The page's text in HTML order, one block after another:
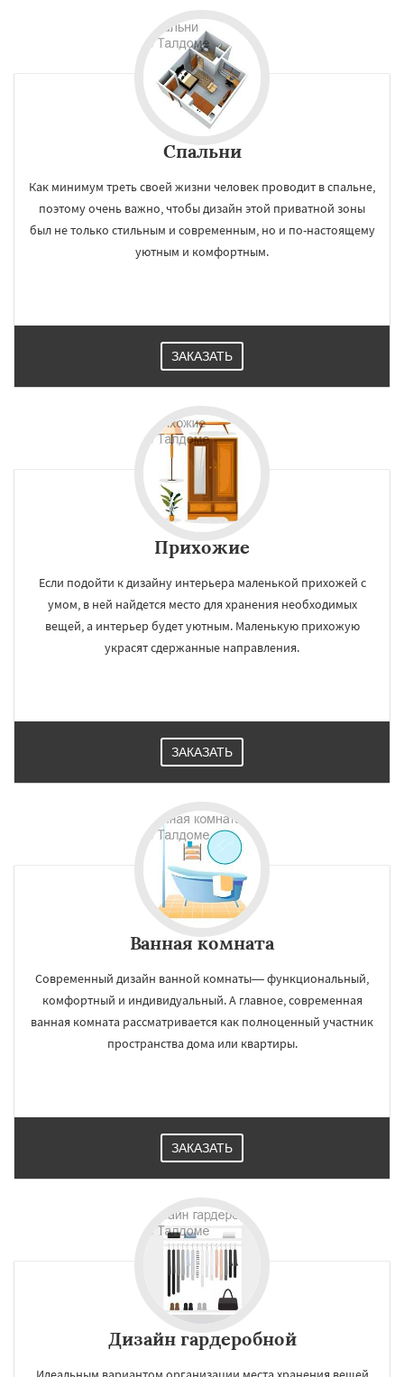
Спальни
Как минимум треть своей жизни человек проводит в спальне,
поэтому очень важно, чтобы дизайн этой приватной зоны
был не только стильным и современным, но и по-настоящему
уютным и комфортным.
ЗАКАЗАТЬ
Прихожие
Если подойти к дизайну интерьера маленькой прихожей с
умом, в ней найдется место для хранения необходимых
вещей, а интерьер будет уютным. Маленькую прихожую
украсят сдержанные направления.
ЗАКАЗАТЬ
Ванная комната
Современный дизайн ванной комнаты— функциональный,
комфортный и индивидуальный. А главное, современная
ванная комната рассматривается как полноценный участник
пространства дома или квартиры.
ЗАКАЗАТЬ
Дизайн гардеробной